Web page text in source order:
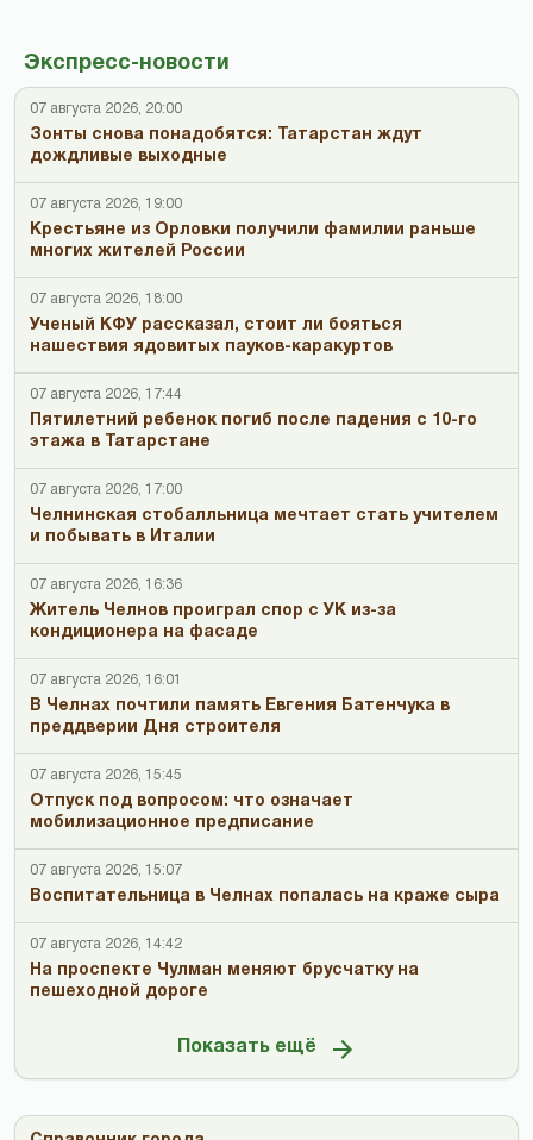
Экспресс-новости
07 августа 2026, 20:00
Зонты снова понадобятся: Татарстан ждут
дождливые выходные
07 августа 2026, 19:00
Крестьяне из Орловки получили фамилии раньше
многих жителей России
07 августа 2026, 18:00
Ученый КФУ рассказал, стоит ли бояться
нашествия ядовитых пауков-каракуртов
07 августа 2026, 17:44
Пятилетний ребенок погиб после падения с 10-го
этажа в Татарстане
07 августа 2026, 17:00
Челнинская стобалльница мечтает стать учителем
и побывать в Италии
07 августа 2026, 16:36
Житель Челнов проиграл спор с УК из-за
кондиционера на фасаде
07 августа 2026, 16:01
В Челнах почтили память Евгения Батенчука в
преддверии Дня строителя
07 августа 2026, 15:45
Отпуск под вопросом: что означает
мобилизационное предписание
07 августа 2026, 15:07
Воспитательница в Челнах попалась на краже сыра
07 августа 2026, 14:42
На проспекте Чулман меняют брусчатку на
пешеходной дороге
Показать ещё